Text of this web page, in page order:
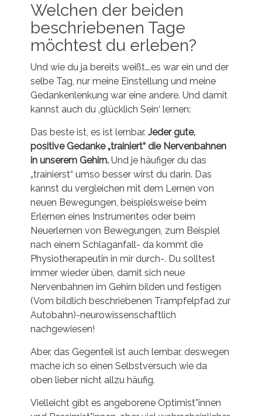
Welchen der beiden
beschriebenen Tage
möchtest du erleben?
Und wie du ja bereits weißt….es war ein und der
selbe Tag, nur meine Einstellung und meine
Gedankenlenkung war eine andere. Und damit
kannst auch du ‚glücklich Sein‘ lernen:
Das beste ist, es ist lernbar.Jeder gute,
positive Gedanke „trainiert“ die Nervenbahnen
in unserem Gehirn. Und je häufiger du das
„trainierst“ umso besser wirst du darin. Das
kannst du vergleichen mit dem Lernen von
neuen Bewegungen, beispielsweise beim
Erlernen eines Instrumentes oder beim
Neuerlernen von Bewegungen, zum Beispiel
nach einem Schlaganfall- da kommt die
Physiotherapeutin in mir durch-. Du solltest
immer wieder üben, damit sich neue
Nervenbahnen im Gehirn bilden und festigen
(Vom bildlich beschriebenen Trampfelpfad zur
Autobahn)-neurowissenschaftlich
nachgewiesen!
Aber, das Gegenteil ist auch lernbar, deswegen
mache ich so einen Selbstversuch wie da
oben lieber nicht allzu häufig.
Vielleicht gibt es angeborene Optimist*innen